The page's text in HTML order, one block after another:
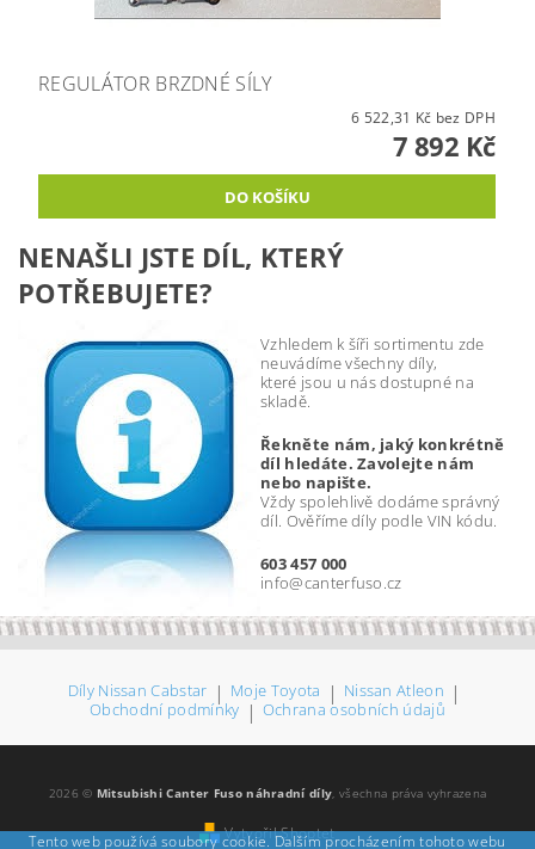
REGULÁTOR BRZDNÉ SÍLY
6 522,31 Kč bez DPH
7 892 Kč
NENAŠLI JSTE DÍL, KTERÝ
POTŘEBUJETE?
Vzhledem k šíři sortimentu zde
neuvádíme všechny díly,
které jsou u nás dostupné na
skladě.
Řekněte nám, jaký konkrétně
díl hledáte. Zavolejte nám
nebo napište.
Vždy spolehlivě dodáme správný
díl. Ověříme díly podle VIN kódu.
603 457 000
info@canterfuso.cz
Díly Nissan Cabstar | Moje Toyota | Nissan Atleon |
Obchodní podmínky | Ochrana osobních údajů
2026 © Mitsubishi Canter Fuso náhradní díly, všechna práva vyhrazena
Vytvořil Shoptet
Tento web používá soubory cookie. Dalším procházením tohoto webu